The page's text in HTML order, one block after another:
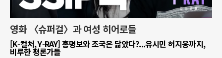
영화 〈슈퍼걸〉과 여성 히어로들
[K-컬처, Y-RAY] 홍명보와 조국은 닮았다?...유시민 허지웅까지,
비루한 평론가들